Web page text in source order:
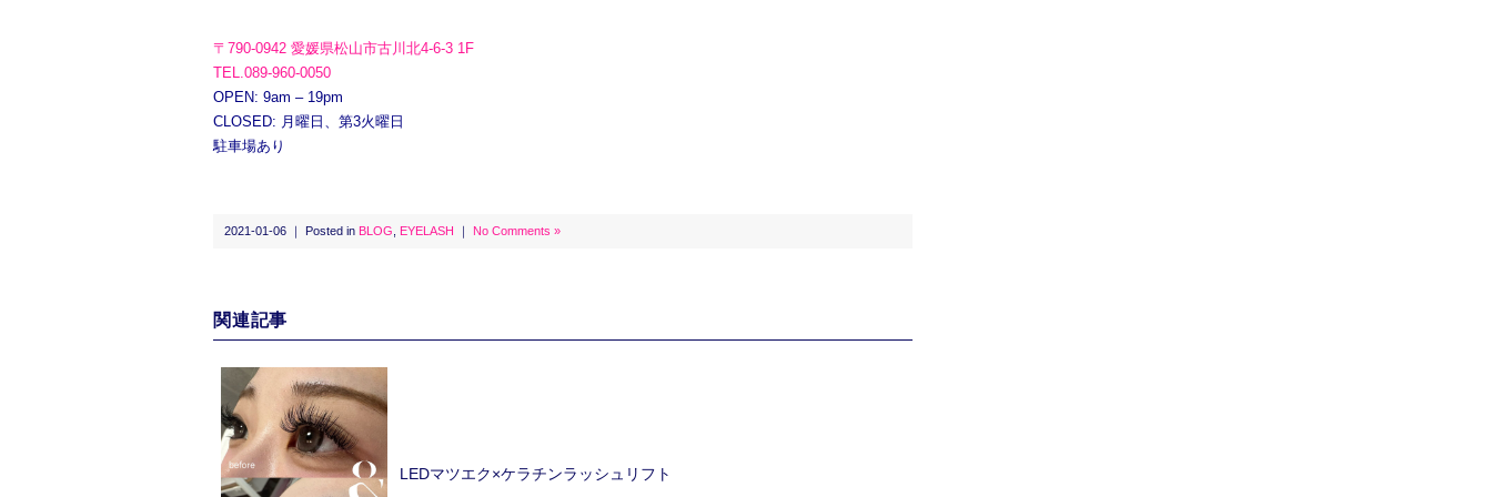
〒790-0942 愛媛県松山市古川北4-6-3 1F
TEL.089-960-0050
OPEN: 9am – 19pm
CLOSED: 月曜日、第3火曜日
駐車場あり
2021-01-06 ｜ Posted in BLOG EYELASH ｜ No Comments »
関連記事
LEDマツエク×ケラチンラッシュリフト